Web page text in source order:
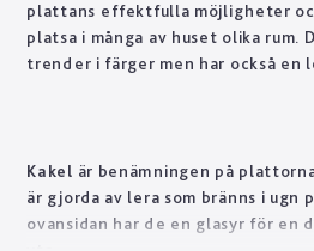
plattans effektfulla möjligheter
platsa i många av huset olika rum.
trender i färger men har också en
Kakel är benämningen på plattorna
är gjorda av lera som bränns i ugn
ovansidan har de en glasyr för